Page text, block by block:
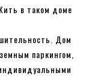
в таком доме
Дом
паркингом,